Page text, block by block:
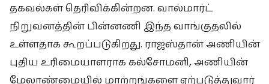
தகவல்கள் தெரிவிக்கின்றன. வால்மார்ட்
நிறுவனத்தின் பின்னணி இந்த வாங்குதலில்
உள்ளதாக கூறப்படுகிறது. ராஜஸ்தான் அணியின்
புதிய உரிமையாளராக கல்சோமனி, அணியின்
மேலாண்மையில் மாற்றங்களை ஏற்படுத்துவார்